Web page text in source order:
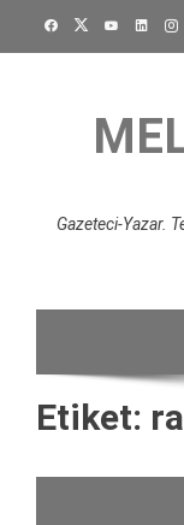
Gazeteci-Yazar.
Etiket: